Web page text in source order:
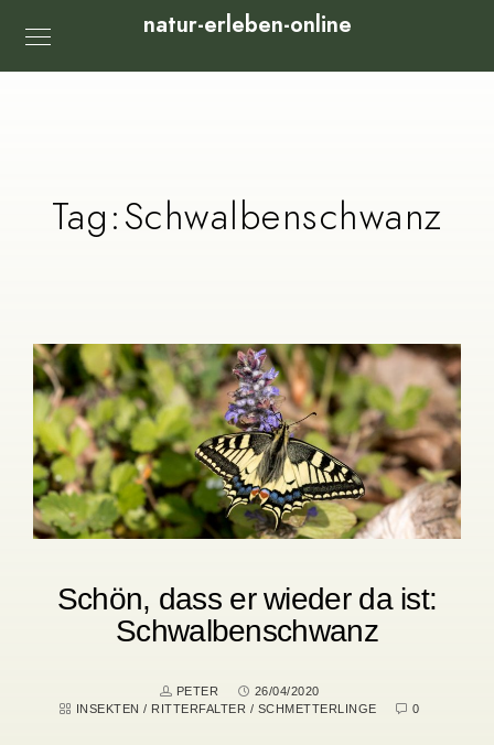
natur-erleben-online
Tag:Schwalbenschwanz
Schön, dass er wieder da ist:
Schwalbenschwanz
PETER
26/04/2020
INSEKTEN / RITTERFALTER / SCHMETTERLINGE 0